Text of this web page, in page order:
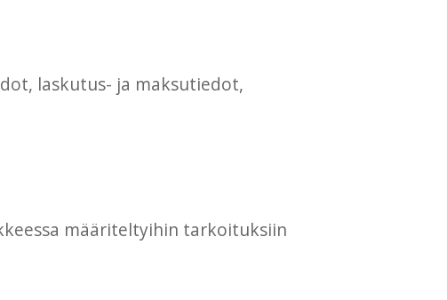
laskutus- ja maksutiedot,
määriteltyihin tarkoituksiin